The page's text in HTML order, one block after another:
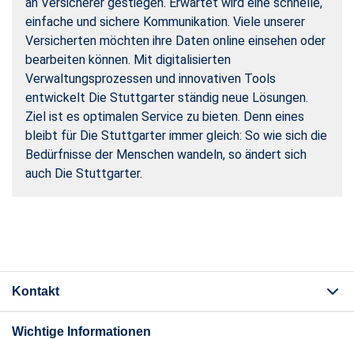
einfache und sichere Kommunikation. Viele unserer
Versicherten möchten ihre Daten online einsehen oder
bearbeiten können. Mit digitalisierten
Verwaltungsprozessen und innovativen Tools
entwickelt Die Stuttgarter ständig neue Lösungen.
Ziel ist es optimalen Service zu bieten. Denn eines
bleibt für Die Stuttgarter immer gleich: So wie sich die
Bedürfnisse der Menschen wandeln, so ändert sich
auch Die Stuttgarter.
Kontakt
Wichtige Informationen